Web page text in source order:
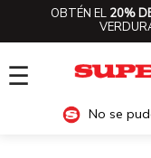
OBTÉN EL 20%
☰
No se